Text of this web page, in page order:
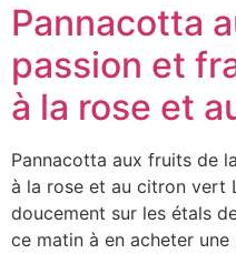
Pannacotta
passion et
à la rose et
Pannacotta aux fruits de
à la rose et au citron vert
doucement sur les étals
ce matin à en acheter